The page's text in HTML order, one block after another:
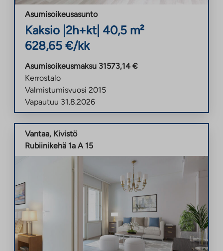
Asumisoikeusasunto
Kaksio 2h+kt| 40,5 m²
628,65 €/kk
Asumisoikeusmaksu 31573,14 €
Kerrostalo
Valmistumisvuosi 2015
Vapautuu 31.8.2026
Vantaa, Kivistö
Rubiinikehä 1a A 15